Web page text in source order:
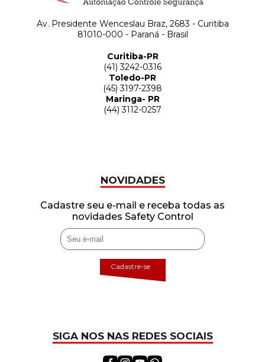
Av. Presidente Wenceslau Braz, 2683 - Curitiba
81010-000 - Paraná - Brasil
Curitiba-PR
(41) 3242-0316
Toledo-PR
(45) 3197-2398
Maringa- PR
(44) 3112-0257
NOVIDADES
Cadastre seu e-mail e receba todas as
novidades Safety Control
Cadastre-se
SIGA NOS NAS REDES SOCIAIS